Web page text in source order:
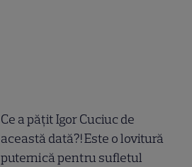
Ce a pățit Igor Cuciuc de
această dată?! Este o lovitură
puternică pentru sufletul